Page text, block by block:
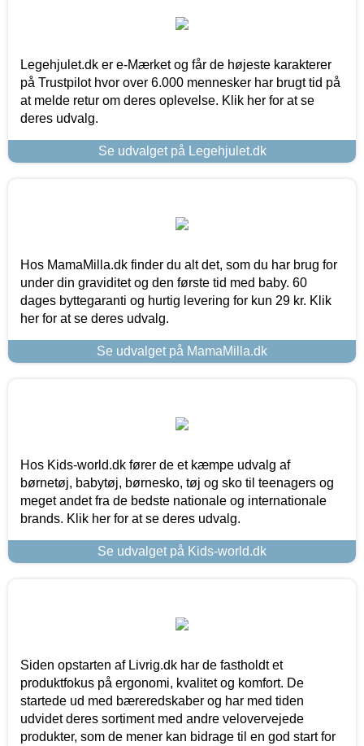
Legehjulet.dk er e-Mærket og får de højeste karakterer
på Trustpilot hvor over 6.000 mennesker har brugt tid på
at melde retur om deres oplevelse. Klik her for at se
deres udvalg.
Se udvalget på Legehjulet.dk
Hos MamaMilla.dk finder du alt det, som du har brug for
under din graviditet og den første tid med baby. 60
dages byttegaranti og hurtig levering for kun 29 kr. Klik
her for at se deres udvalg.
Se udvalget på MamaMilla.dk
Hos Kids-world.dk fører de et kæmpe udvalg af
børnetøj, babytøj, børnesko, tøj og sko til teenagers og
meget andet fra de bedste nationale og internationale
brands. Klik her for at se deres udvalg.
Se udvalget på Kids-world.dk
Siden opstarten af Livrig.dk har de fastholdt et
produktfokus på ergonomi, kvalitet og komfort. De
startede ud med bæreredskaber og har med tiden
udvidet deres sortiment med andre velovervejede
produkter, som de mener kan bidrage til en god start for